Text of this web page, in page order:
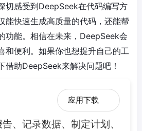
切感受到DeepSeek在代码编写方
能快速生成高质量的代码，还能帮
功能。相信在未来，DeepSeek会
和便利。如果你也想提升自己的工
借助DeepSeek来解决问题吧！
应用下载
、记录数据、制定计划、